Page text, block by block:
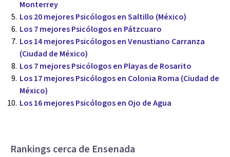
Monterrey
Los 20 mejores Psicólogos en Saltillo (México)
Los 7 mejores Psicólogos en Pátzcuaro
Los 14 mejores Psicólogos en Venustiano Carranza
(Ciudad de México)
Los 7 mejores Psicólogos en Playas de Rosarito
Los 17 mejores Psicólogos en Colonia Roma (Ciudad de
México)
Los 16 mejores Psicólogos en Ojo de Agua
Rankings cerca de Ensenada